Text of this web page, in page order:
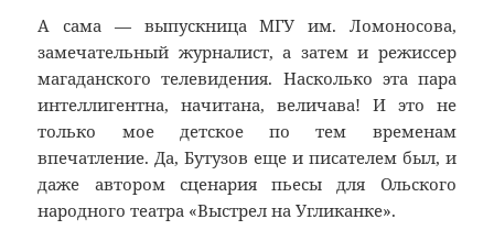
А сама — выпускница МГУ им. Ломоносова,
замечательный журналист, а затем и режиссер
магаданского телевидения. Насколько эта пара
интеллигентна, начитана, величава! И это не
только мое детское по тем временам
впечатление. Да, Бутузов еще и писателем был, и
даже автором сценария пьесы для Ольского
народного театра «Выстрел на Угликанке».